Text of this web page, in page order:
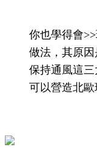
你也學得會
做法，其原
保持通風這
可以營造北歐